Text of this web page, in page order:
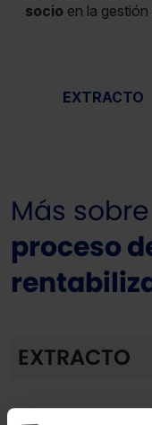
socio en la
EXTRACTO
Más sobre
proceso
EXTRACTO